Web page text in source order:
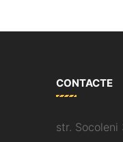
CONTACTE
str. Socoleni